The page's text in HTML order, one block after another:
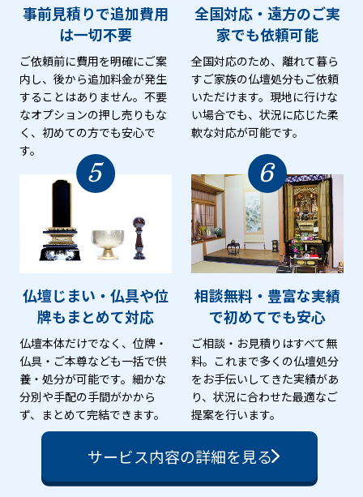
事前見積りで追加費用
は一切不要
ご依頼前に費用を明確にご案
内し、後から追加料金が発生
することはありません。不要
なオプションの押し売りもな
く、初めての方でも安心で
す。
全国対応・遠方のご実
家でも依頼可能
全国対応のため、離れて暮ら
すご家族の仏壇処分もご依頼
いただけます。現地に行けな
い場合でも、状況に応じた柔
軟な対応が可能です。
5
仏壇じまい・仏具や位
牌もまとめて対応
仏壇本体だけでなく、位牌・
仏具・ご本尊なども一括で供
養・処分が可能です。細かな
分別や手配の手間がかから
ず、まとめて完結できます。
6
相談無料・豊富な実績
で初めてでも安心
ご相談・お見積りはすべて無
料。これまで多くの仏壇処分
をお手伝いしてきた実績があ
り、状況に合わせた最適なご
提案を行います。
サービス内容の詳細を見る